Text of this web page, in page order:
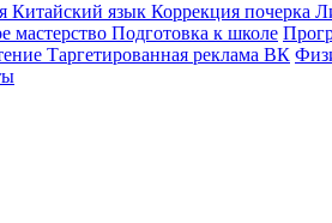
Китайский язык Коррекция почерка
мастерство Подготовка к школе
Таргетированная реклама ВК